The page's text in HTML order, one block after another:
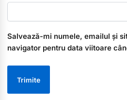
Salvează-mi numele, emailul și
navigator pentru data viitoare